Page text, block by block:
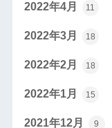
2022年4月 11
2022年3月 18
2022年2月 18
2022年1月 15
2021年12月 9